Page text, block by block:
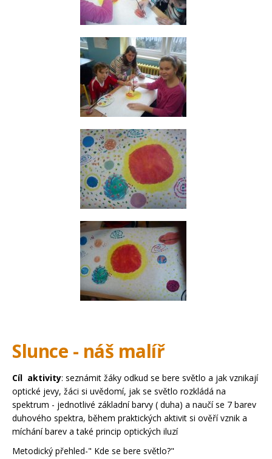
Slunce - náš malíř
Cíl aktivity: seznámit žáky odkud se bere světlo a jak vznikají
optické jevy, žáci si uvědomí, jak se světlo rozkládá na
spektrum - jednotlivé základní barvy ( duha) a naučí se 7 barev
duhového spektra, během praktických aktivit si ověří vznik a
míchání barev a také princip optických iluzí
Metodický přehled-" Kde se bere světlo?"